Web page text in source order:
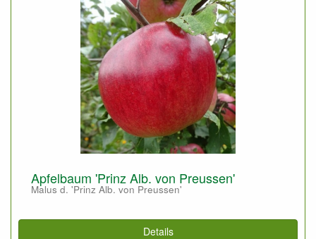
Apfelbaum 'Prinz Alb. von Preussen'
Malus d. 'Prinz Alb. von Preussen'
Details